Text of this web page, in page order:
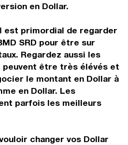
en Dollar.
est primordial de regarder
SRD pour être sur
Regardez aussi les
peuvent être très élévés et
le montant en Dollar à
en Dollar. Les
parfois les meilleurs
changer vos Dollar